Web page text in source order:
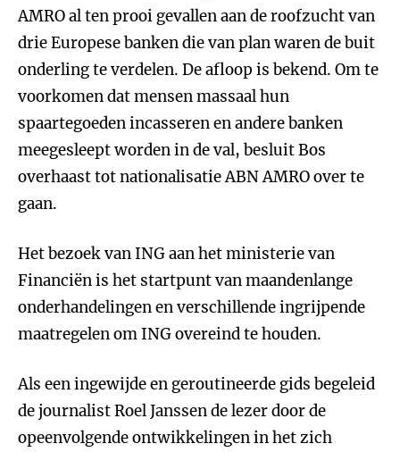
AMRO al ten prooi gevallen aan de roofzucht van
drie Europese banken die van plan waren de buit
onderling te verdelen. De afloop is bekend. Om te
voorkomen dat mensen massaal hun
spaartegoeden incasseren en andere banken
meegesleept worden in de val, besluit Bos
overhaast tot nationalisatie ABN AMRO over te
gaan.
Het bezoek van ING aan het ministerie van
Financiën is het startpunt van maandenlange
onderhandelingen en verschillende ingrijpende
maatregelen om ING overeind te houden.
Als een ingewijde en geroutineerde gids begeleid
de journalist Roel Janssen de lezer door de
opeenvolgende ontwikkelingen in het zich